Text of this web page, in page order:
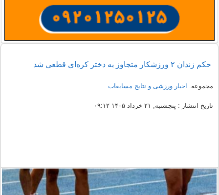
حکم زندان ۲ ورزشکار متجاوز به دختر کره‌ای قطعی شد
مجموعه: اخبار ورزشی و نتایج مسابقات
تاریخ انتشار : پنجشنبه, ۲۱ خرداد ۱۴۰۵ ۰۹:۱۲